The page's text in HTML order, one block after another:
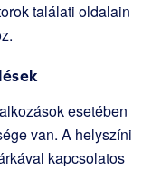
találati oldalain
esetében
van. A helyszíni
kapcsolatos